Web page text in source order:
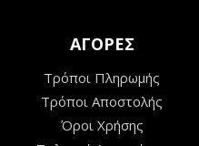
ΑΓΟΡΕΣ
Τρόποι Πληρωμής
Τρόποι Αποστολής
Όροι Χρήσης